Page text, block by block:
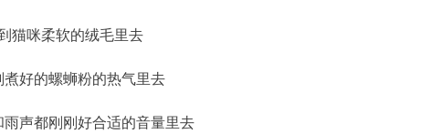
猫咪柔软的绒毛里去
煮好的螺蛳粉的热气里去
雨声都刚刚好合适的音量里去